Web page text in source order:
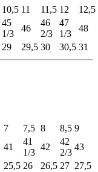
10,5 11 11,5 12
12,5
45
1/3
46
46
2/3
47
1/3
48
29 29,5 30 30,5 31
7 7,5 8 8,5 9
41
41
1/3
42
42
2/3
43
25,5 26 26,5 27 27,5